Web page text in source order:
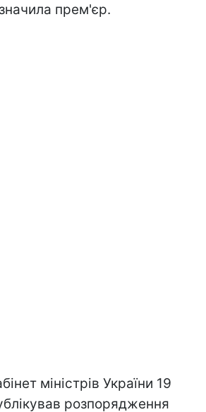
прем'єр.
міністрів України 19
розпорядження